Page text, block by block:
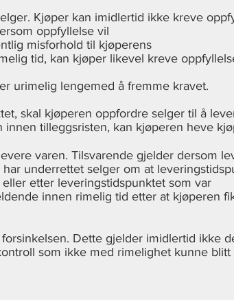
Kjøper kan imidlertid ikke kreve
oppfyllelse vil
misforhold til kjøperens
tid, kan kjøper likevel kreve
urimelig lengemed å fremme kravet.
skal kjøperen oppfordre selger til å
tilleggsristen, kan kjøperen heve
varen. Tilsvarende gjelder dersom
underrettet selger om at
etter leveringstidspunktet som var
innen rimelig tid etter at kjøperen
Dette gjelder imidlertid ikke
som ikke med rimelighet kunne blitt